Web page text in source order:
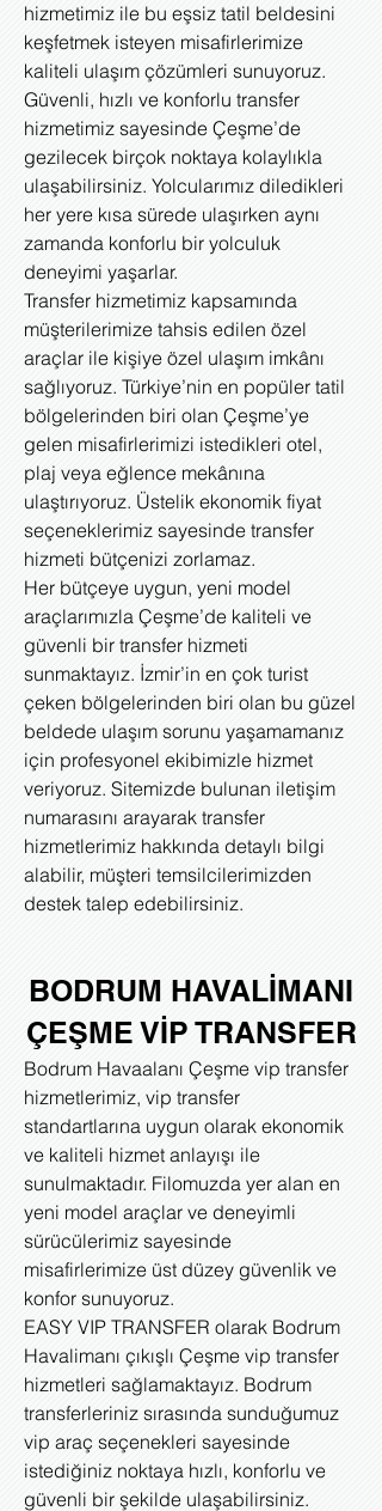
hizmetimiz ile bu eşsiz tatil beldesini
keşfetmek isteyen misafirlerimize
kaliteli ulaşım çözümleri sunuyoruz.
Güvenli, hızlı ve konforlu transfer
hizmetimiz sayesinde Çeşme’de
gezilecek birçok noktaya kolaylıkla
ulaşabilirsiniz. Yolcularımız diledikleri
her yere kısa sürede ulaşırken aynı
zamanda konforlu bir yolculuk
deneyimi yaşarlar.
Transfer hizmetimiz kapsamında
müşterilerimize tahsis edilen özel
araçlar ile kişiye özel ulaşım imkânı
sağlıyoruz. Türkiye’nin en popüler tatil
bölgelerinden biri olan Çeşme’ye
gelen misafirlerimizi istedikleri otel,
plaj veya eğlence mekânına
ulaştırıyoruz. Üstelik ekonomik fiyat
seçeneklerimiz sayesinde transfer
hizmeti bütçenizi zorlamaz.
Her bütçeye uygun, yeni model
araçlarımızla Çeşme’de kaliteli ve
güvenli bir transfer hizmeti
sunmaktayız. İzmir’in en çok turist
çeken bölgelerinden biri olan bu güzel
beldede ulaşım sorunu yaşamamanız
için profesyonel ekibimizle hizmet
veriyoruz. Sitemizde bulunan iletişim
numarasını arayarak transfer
hizmetlerimiz hakkında detaylı bilgi
alabilir, müşteri temsilcilerimizden
destek talep edebilirsiniz.
BODRUM HAVALİMANI
ÇEŞME VİP TRANSFER
Bodrum Havaalanı Çeşme vip transfer
hizmetlerimiz, vip transfer
standartlarına uygun olarak ekonomik
ve kaliteli hizmet anlayışı ile
sunulmaktadır. Filomuzda yer alan en
yeni model araçlar ve deneyimli
sürücülerimiz sayesinde
misafirlerimize üst düzey güvenlik ve
konfor sunuyoruz.
EASY VIP TRANSFER olarak Bodrum
Havalimanı çıkışlı Çeşme vip transfer
hizmetleri sağlamaktayız. Bodrum
transferleriniz sırasında sunduğumuz
vip araç seçenekleri sayesinde
istediğiniz noktaya hızlı, konforlu ve
güvenli bir şekilde ulaşabilirsiniz.